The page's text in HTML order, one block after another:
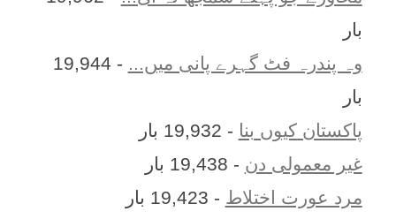
بار
وہ پندرہ فٹ گہرے پانی میں...
- 19,944
بار
پاکستان کیوں بنا - 19,932 بار
غیر معمولی دن - 19,438 بار
مرد عورت اختلاط - 19,423 بار